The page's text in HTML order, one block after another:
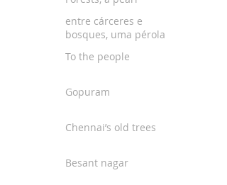
entre cárceres e
bosques, uma pérola
To the people
Gopuram
Chennai’s old trees
Besant nagar